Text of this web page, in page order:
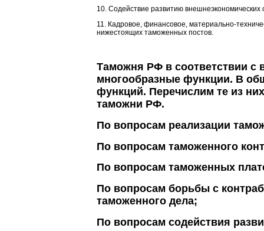
10. Содействие развитию
11. Кадровое, финансовое, материально-
нижестоящих таможенных постов.
Таможня РФ в соответствии с
многообразные функции. В
функций. Перечислим те из
таможни РФ.
По вопросам реализации
По вопросам таможенного
По вопросам таможенных
По вопросам борьбы с
таможенного дела;
По вопросам содействия